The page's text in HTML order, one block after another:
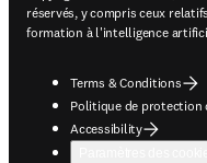
réservés, y compris ceux
formation à l'intelligence
Terms & Conditions
Politique de protection
Accessibility